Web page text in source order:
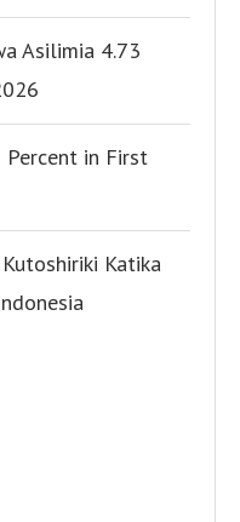
Asilimia 4.73
Percent in First
Katika